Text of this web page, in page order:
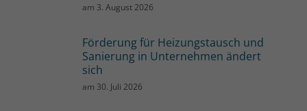
am 3. August 2026
Förderung für Heizungstausch und
Sanierung in Unternehmen ändert
sich
am 30. Juli 2026